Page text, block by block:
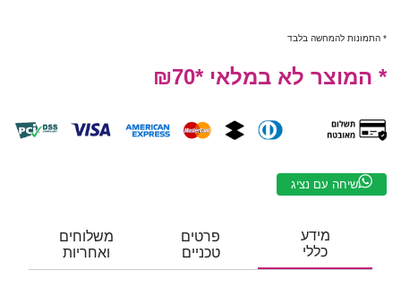
* התמונות להמחשה בלבד
* המוצר לא במלאי *₪70
שיחה עם נציג
מידע
כללי
פרטים
טכניים
משלוחים
ואחריות